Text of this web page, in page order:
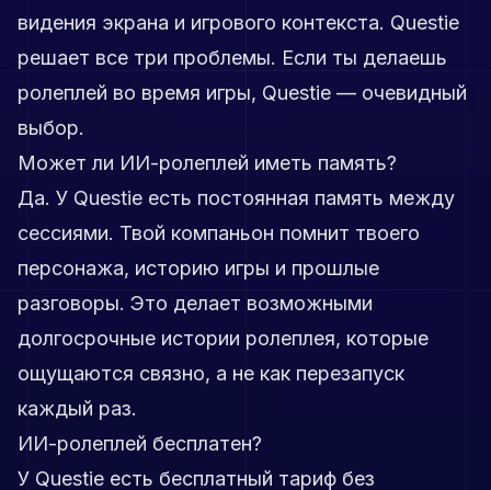
видения экрана и игрового контекста. Questie
решает все три проблемы. Если ты делаешь
ролеплей во время игры, Questie — очевидный
выбор.
Может ли ИИ-ролеплей иметь память?
Да. У Questie есть постоянная память между
сессиями. Твой компаньон помнит твоего
персонажа, историю игры и прошлые
разговоры. Это делает возможными
долгосрочные истории ролеплея, которые
ощущаются связно, а не как перезапуск
каждый раз.
ИИ-ролеплей бесплатен?
У Questie есть бесплатный тариф без